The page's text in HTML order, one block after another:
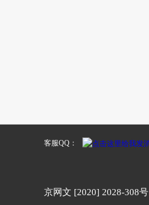
客服QQ：
京网文 [2020] 2028-308号